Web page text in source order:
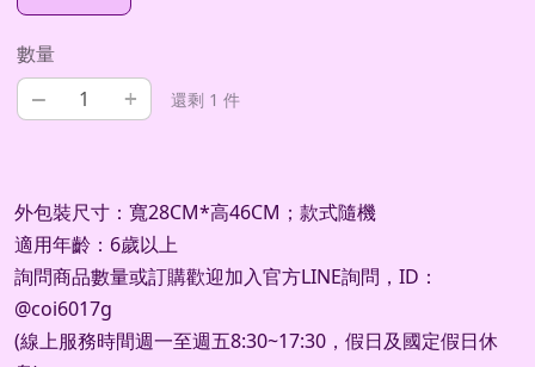
數量
– + 還剩 1 件
外包裝尺寸：寬28CM*高46CM；款式隨機
適用年齡：6歲以上
詢問商品數量或訂購歡迎加入官方LINE詢問，ID：
@coi6017g
(線上服務時間週一至週五8:30~17:30，假日及國定假日休